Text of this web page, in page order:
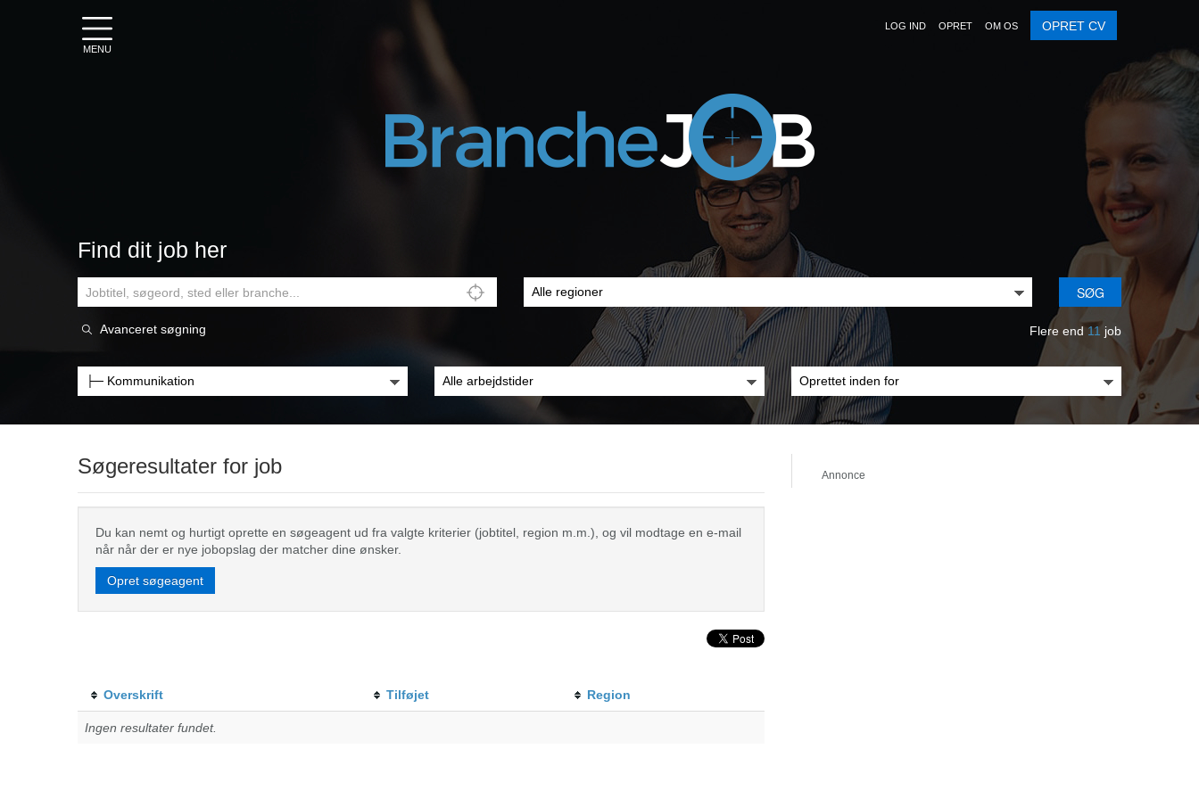
MENU
LOG IND OPRET OM OS OPRET CV
Find dit job her
SØG
Avanceret søgning Flere end 11 job
Søgeresultater for job
Du kan nemt og hurtigt oprette en søgeagent ud fra valgte kriterier (jobtitel, region m.m.), og vil modtage en e-mail
når når der er nye jobopslag der matcher dine ønsker.
Opret søgeagent
Overskrift Tilføjet Region
Ingen resultater fundet.
Annonce